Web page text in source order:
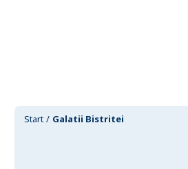
Start Galatii Bistritei